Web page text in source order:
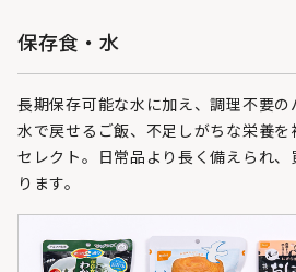
保存食・水
長期保存可能な水に加え、調理不要
水で戻せるご飯、不足しがちな栄養を
セレクト。日常品より長く備えられ
ります。